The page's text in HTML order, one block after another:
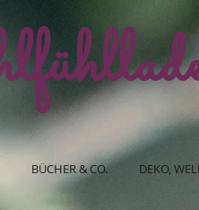
BÜCHER & CO. DEKO,